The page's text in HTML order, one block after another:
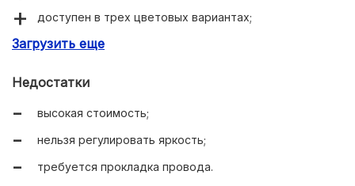
доступен в трех цветовых вариантах;
компактные габариты.
Загрузить еще
Недостатки
высокая стоимость;
нельзя регулировать яркость;
требуется прокладка провода.